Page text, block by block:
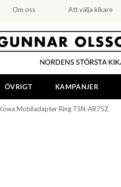
Om oss Att välja kikare
ÖVRIGT KAMPANJER
Mobiladapter Ring TSN-AR75Z